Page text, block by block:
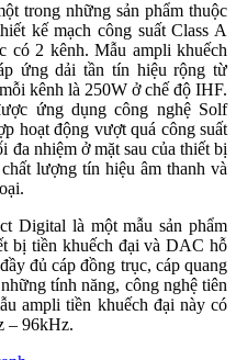
trong những sản phẩm thuộc
kế mạch công suất Class A
có 2 kênh. Mẫu ampli khuếch
ứng dải tần tín hiệu rộng từ
kênh là 250W ở chế độ IHF.
ứng dụng công nghệ Solf
hoạt động vượt quá công suất
đa nhiệm ở mặt sau của thiết bị
lượng tín hiệu âm thanh và
Digital là một mẫu sản phẩm
bị tiền khuếch đại và DAC hỗ
đủ cáp đồng trục, cáp quang
tính năng, công nghệ tiên
ampli tiền khuếch đại này có
– 96kHz.